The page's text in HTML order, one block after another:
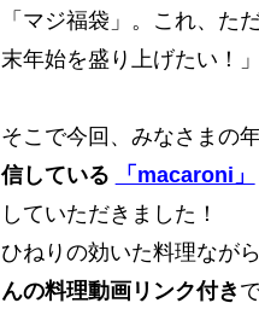
「マジ福袋」。これ、た
末年始を盛り上げたい！
そこで今回、みなさまの
信している
「macaroni」
していただきました！
ひねりの効いた料理ながら
んの料理動画リンク付き